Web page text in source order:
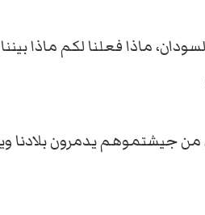
ماذا فعلنا لكم ماذا
جيشتموهم يدمرون بلادنا